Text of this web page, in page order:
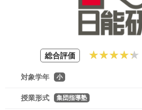
総合評価
対象学年 小
授業形式 集団指導塾